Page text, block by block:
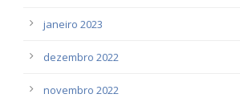
janeiro 2023
dezembro 2022
novembro 2022